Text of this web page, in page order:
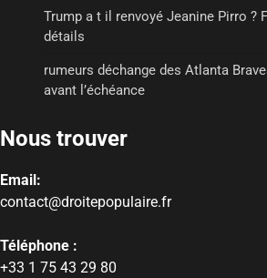
Trump a t il renvoyé Jeanine Pirro ?
détails
rumeurs déchange des Atlanta
avant l’échéance
Nous trouver
Email:
contact@droitepopulaire.fr
Téléphone :
+33 1 75 43 29 80